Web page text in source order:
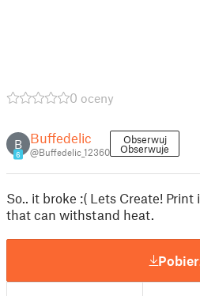
0 oceny
B
6
Buffedelic
@Buffedelic_12360
Obserwuj
Obserwuje
So.. it broke :( Lets Create!
that can withstand heat.